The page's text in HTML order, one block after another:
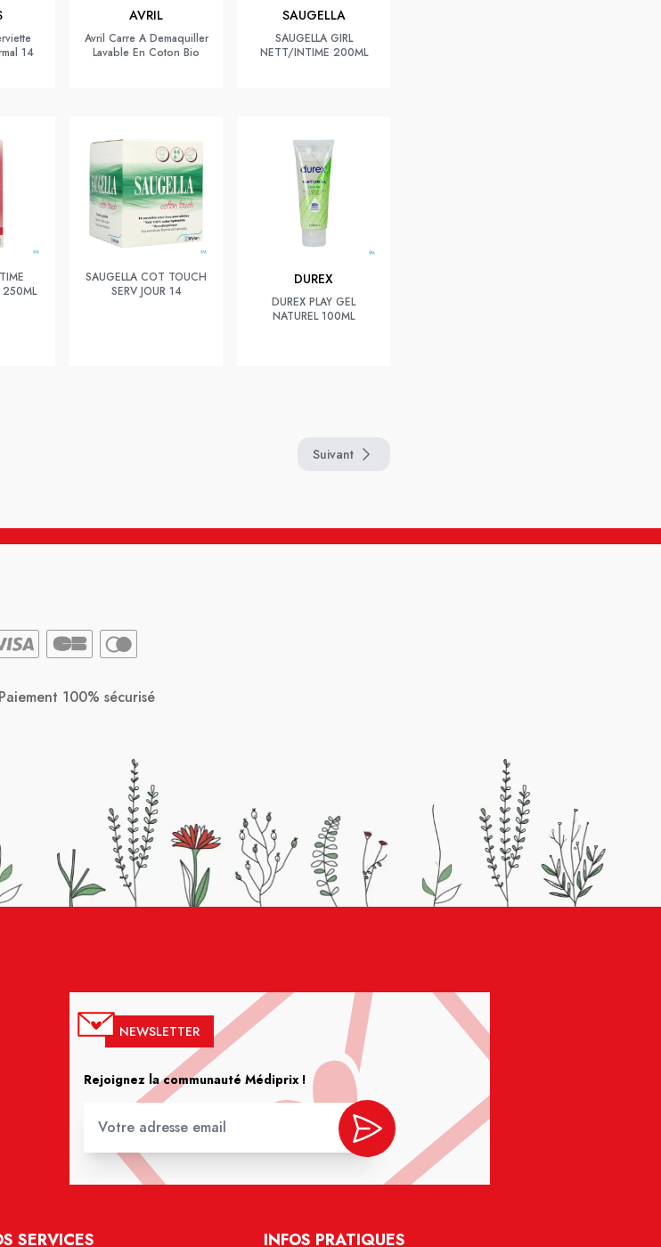
14
AVRIL
Avril Carre A Demaquiller
Lavable En Coton Bio
SAUGELLA
SAUGELLA GIRL
NETT/INTIME 200ML
250ML
SAUGELLA COT TOUCH
SERV JOUR 14
DUREX
DUREX PLAY GEL
NATUREL 100ML
Suivant
Paiement 100% sécurisé
NEWSLETTER
Rejoignez la communauté Médiprix !
SERVICES INFOS PRATIQUES